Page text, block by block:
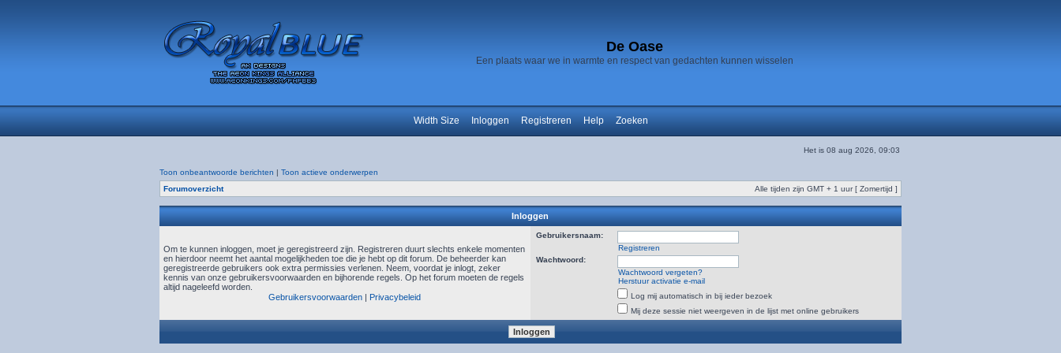
De Oase
Een plaats waar we in warmte en respect van gedachten kunnen wisselen
Width Size Inloggen Registreren Help Zoeken
Het is 08 aug 2026, 09:03
Toon onbeantwoorde berichten | Toon actieve onderwerpen
Forumoverzicht
Alle tijden zijn GMT + 1 uur [ Zomertijd ]
Inloggen
Om te kunnen inloggen, moet je geregistreerd zijn. Registreren duurt slechts enkele momenten
en hierdoor neemt het aantal mogelijkheden toe die je hebt op dit forum. De beheerder kan
geregistreerde gebruikers ook extra permissies verlenen. Neem, voordat je inlogt, zeker
kennis van onze gebruikersvoorwaarden en bijhorende regels. Op het forum moeten de regels
altijd nageleefd worden.
Gebruikersvoorwaarden | Privacybeleid
Gebruikersnaam:
Registreren
Wachtwoord:
Wachtwoord vergeten?
Herstuur activatie e-mail
Log mij automatisch in bij ieder bezoek
Mij deze sessie niet weergeven in de lijst met online gebruikers